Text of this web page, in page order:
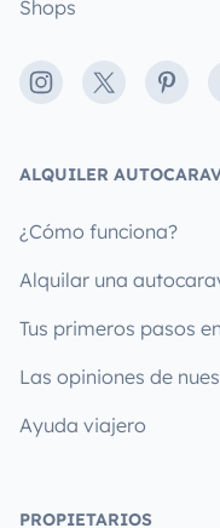
Shops
Instagram
X
ALQUILER
¿Cómo funciona?
Alquilar una
Tus primeros pasos
Las opiniones de
Ayuda viajero
PROPIETARIOS